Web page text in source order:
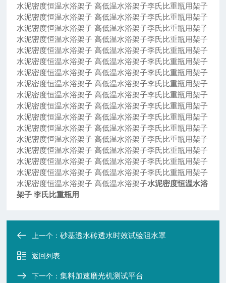
水泥密度恒温水浴架子 高低温水浴架子李氏比重瓶用架子
水泥密度恒温水浴架子 高低温水浴架子李氏比重瓶用架子
水泥密度恒温水浴架子 高低温水浴架子李氏比重瓶用架子
水泥密度恒温水浴架子 高低温水浴架子李氏比重瓶用架子
水泥密度恒温水浴架子 高低温水浴架子李氏比重瓶用架子
水泥密度恒温水浴架子 高低温水浴架子李氏比重瓶用架子
水泥密度恒温水浴架子 高低温水浴架子李氏比重瓶用架子
水泥密度恒温水浴架子 高低温水浴架子李氏比重瓶用架子
水泥密度恒温水浴架子 高低温水浴架子李氏比重瓶用架子
水泥密度恒温水浴架子 高低温水浴架子李氏比重瓶用架子
水泥密度恒温水浴架子 高低温水浴架子李氏比重瓶用架子
水泥密度恒温水浴架子 高低温水浴架子李氏比重瓶用架子
水泥密度恒温水浴架子 高低温水浴架子李氏比重瓶用架子
水泥密度恒温水浴架子 高低温水浴架子李氏比重瓶用架子
水泥密度恒温水浴架子 高低温水浴架子李氏比重瓶用架子
水泥密度恒温水浴架子 高低温水浴架子李氏比重瓶用架子
水泥密度恒温水浴架子 高低温水浴架子水泥密度恒温水浴
架子 李氏比重瓶用
上一个：砂基透水砖透水时效试验阻水罩
返回列表
下一个：集料加速磨光机测试平台